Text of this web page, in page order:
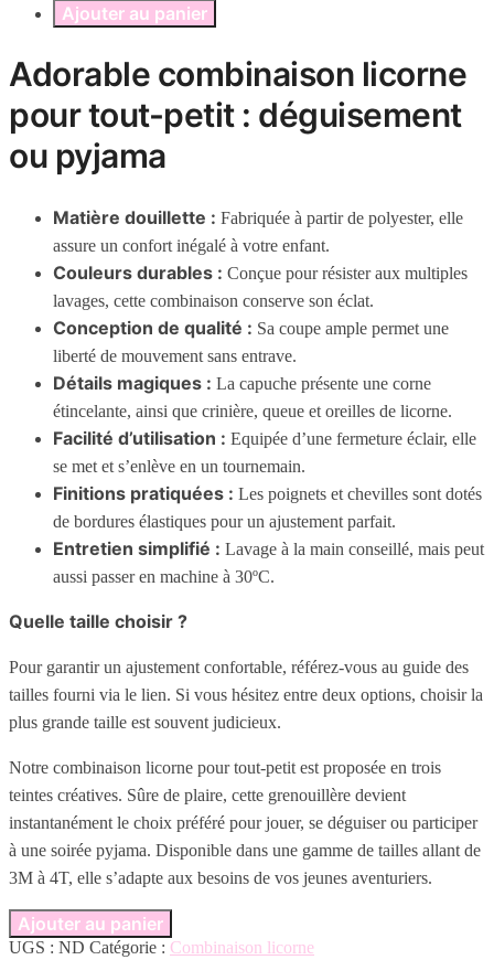
Ajouter au panier
Adorable combinaison licorne
pour tout-petit : déguisement
ou pyjama
Matière douillette : Fabriquée à partir de polyester, elle
assure un confort inégalé à votre enfant.
Couleurs durables : Conçue pour résister aux multiples
lavages, cette combinaison conserve son éclat.
Conception de qualité : Sa coupe ample permet une
liberté de mouvement sans entrave.
Détails magiques : La capuche présente une corne
étincelante, ainsi que crinière, queue et oreilles de licorne.
Facilité d’utilisation : Equipée d’une fermeture éclair, elle
se met et s’enlève en un tournemain.
Finitions pratiquées : Les poignets et chevilles sont dotés
de bordures élastiques pour un ajustement parfait.
Entretien simplifié : Lavage à la main conseillé, mais peut
aussi passer en machine à 30ºC.
Quelle taille choisir ?
Pour garantir un ajustement confortable, référez-vous au guide des
tailles fourni via le lien. Si vous hésitez entre deux options, choisir la
plus grande taille est souvent judicieux.
Notre combinaison licorne pour tout-petit est proposée en trois
teintes créatives. Sûre de plaire, cette grenouillère devient
instantanément le choix préféré pour jouer, se déguiser ou participer
à une soirée pyjama. Disponible dans une gamme de tailles allant de
3M à 4T, elle s’adapte aux besoins de vos jeunes aventuriers.
Ajouter au panier
UGS : ND Catégorie : Combinaison licorne